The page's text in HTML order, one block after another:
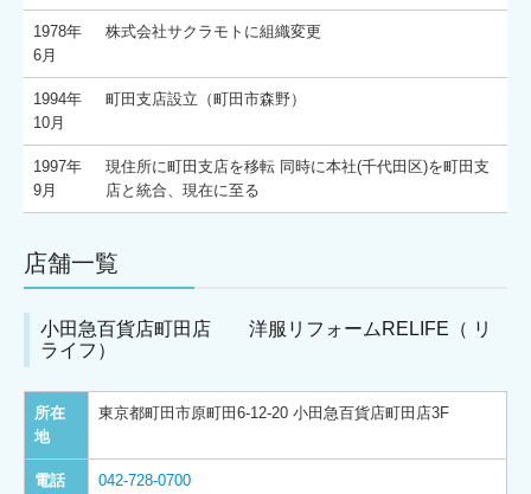
1978年
6月
株式会社サクラモトに組織変更
1994年
10月
町田支店設立（町田市森野）
1997年
9月
現住所に町田支店を移転 同時に本社(千代田区)を町田支
店と統合、現在に至る
店舗一覧
小田急百貨店町田店 洋服リフォームRELIFE（ リ
ライフ）
所在
地
東京都町田市原町田6-12-20 小田急百貨店町田店3F
電話
042-728-0700